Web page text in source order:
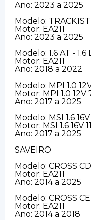
Ano: 2023 a 2025
Modelo:
Motor: EA211
Ano: 2023 a 2025
Modelo: 1.6 AT - 1.6
Motor: EA211
Ano: 2018 a 2022
Modelo: MPI 1.0
Motor: MPI 1.0 12V
Ano: 2017 a 2025
Modelo: MSI 1.6
Motor: MSI 1.6 16V
Ano: 2017 a 2025
SAVEIRO
Modelo: CROSS
Motor: EA211
Ano: 2014 a 2025
Modelo: CROSS
Motor: EA211
Ano: 2014 a 2018